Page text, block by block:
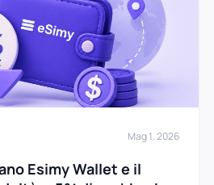
Mag 1, 2026
Esimy Wallet e il